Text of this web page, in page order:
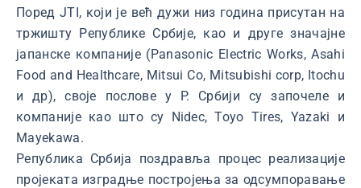
Поред JTI, који је већ дужи низ година присутан на
тржишту Републике Србије, као и друге значајне
јапанске компаније (Panasonic Electric Works, Аsahi
Food and Healthcare, Mitsui Co, Mitsubishi cоrp, Itochu
и др), своје послове у Р. Србији су започеле и
компаније као што су Nidec, Toyo Tires, Yazaki и
Mayekawa.
Република Србија поздравља процес реализације
пројеката изградње постројења за одсумпоравање